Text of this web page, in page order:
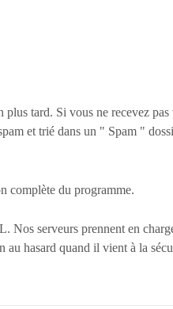
tard. Si vous ne recevez pas
et trié dans un " Spam "
complète du programme.
Nos serveurs prennent en
au hasard quand il vient à la